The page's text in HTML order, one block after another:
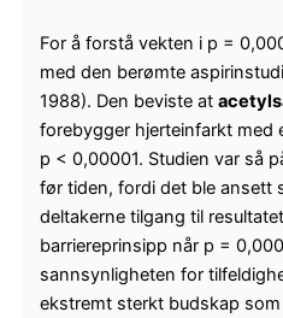
For å forstå vekten i p =
med den berømte
1988). Den beviste at
forebygger hjerteinfarkt med
p < 0,00001. Studien var så
før tiden, fordi det ble ansett
deltakerne tilgang til
barriereprinsipp når p =
sannsynligheten for
ekstremt sterkt budskap